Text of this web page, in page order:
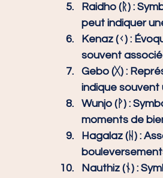
Raidho (ᚱ) :
peut indiquer
Kenaz (ᚲ) :
souvent
Gebo (ᚷ) :
indique souvent
Wunjo (ᚹ) :
moments de
Hagalaz (ᚺ) :
Nauthiz (ᚾ) :